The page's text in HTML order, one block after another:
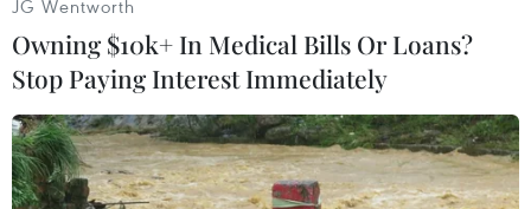
Đại Hải (Vietnam+)
JG Wentworth
Owning $10k+ In Medical Bills Or Loans?
Stop Paying Interest Immediately